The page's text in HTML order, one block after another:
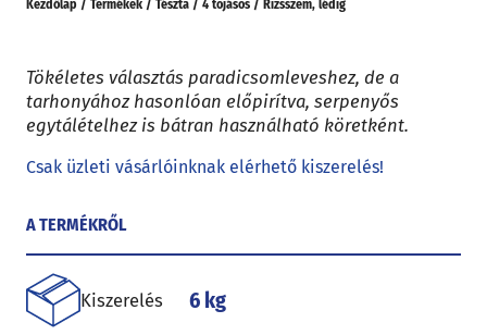
Kezdőlap / Termékek / Tészta / 4 tojásos / Rizsszem, lédig
Tökéletes választás paradicsomleveshez, de a
tarhonyához hasonlóan előpirítva, serpenyős
egytálételhez is bátran használható köretként.
Csak üzleti vásárlóinknak elérhető kiszerelés!
A TERMÉKRŐL
Kiszerelés 6 kg